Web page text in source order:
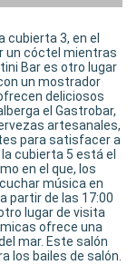
cubierta 3, en el
un cóctel mientras
Bar es otro lugar
un mostrador
deliciosos
el Gastrobar,
artesanales,
para satisfacer a
cubierta 5 está el
en el que, los
música en
partir de las 17:00
lugar de visita
ofrece una
mar. Este salón
los bailes de salón.